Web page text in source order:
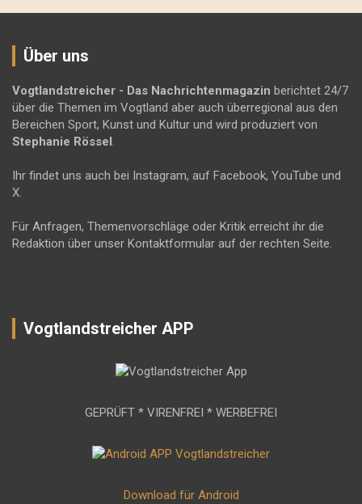
Über uns
Vogtlandstreicher - Das Nachrichtenmagazin berichtet 24/7
über die Themen im Vogtland aber auch überregional aus den
Bereichen Sport, Kunst und Kultur und wird produziert von
Stephanie Rössel .
Ihr findet uns auch bei Instagram, auf Facebook, YouTube und
X.
Für Anfragen, Themenvorschläge oder Kritik erreicht ihr die
Redaktion über unser Kontaktformular auf der rechten Seite.
Vogtlandstreicher APP
GEPRÜFT * VIRENFREI * WERBEFREI
Download für Android